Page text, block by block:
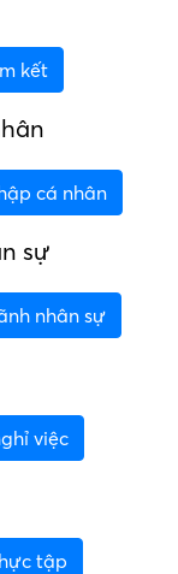
kết
cá nhân
sự
nhân sự
việc
tập